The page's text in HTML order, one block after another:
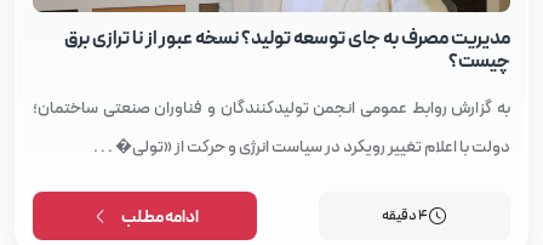
مدیریت مصرف به جای توسعه تولید؟ نسخه عبور از نا ترازی برق
چیست؟
به گزارش روابط عمومی انجمن تولیدکنندگان و فناوران صنعتی ساختمان؛
دولت با اعلام تغییر رویکرد در سیاست انرژی و حرکت از «تولی� . . .
4 دقیقه ادامه مطلب